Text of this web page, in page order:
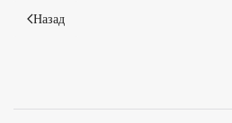
Назад